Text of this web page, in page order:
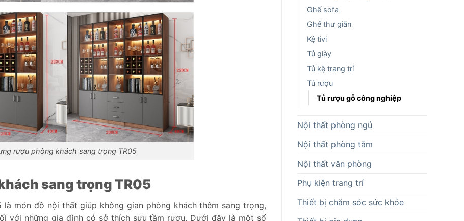
Ghế sofa
Ghế thư giãn
Kệ tivi
Tủ giày
Tủ kệ trang trí
Tủ rượu
Tủ rượu gỗ công nghiệp
Nội thất phòng ngủ
Nội thất phòng tắm
Nội thất văn phòng
Phụ kiện trang trí
Thiết bị chăm sóc sức khỏe
rượu phòng khách sang trọng TR05
sang trọng TR05
món đồ nội thất giúp không gian phòng khách thêm sang trọng,
với những gia đình có sở thích sưu tầm rượu. Dưới đây là một số